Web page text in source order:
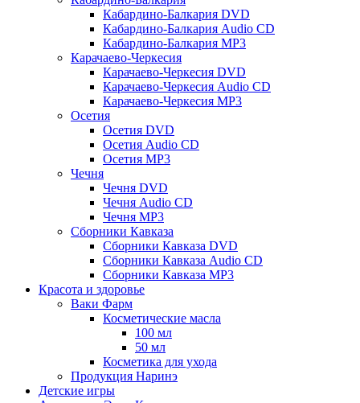
Кабардино-Балкария DVD
Кабардино-Балкария Audio CD
Кабардино-Балкария MP3
Карачаево-Черкесия
Карачаево-Черкесия DVD
Карачаево-Черкесия Audio CD
Карачаево-Черкесия MP3
Осетия
Осетия DVD
Осетия Audio CD
Осетия MP3
Чечня
Чечня DVD
Чечня Audio CD
Чечня MP3
Сборники Кавказа
Сборники Кавказа DVD
Сборники Кавказа Audio CD
Сборники Кавказа MP3
Красота и здоровье
Ваки Фарм
Косметические масла
100 мл
50 мл
Косметика для ухода
Продукция Наринэ
Детские игры